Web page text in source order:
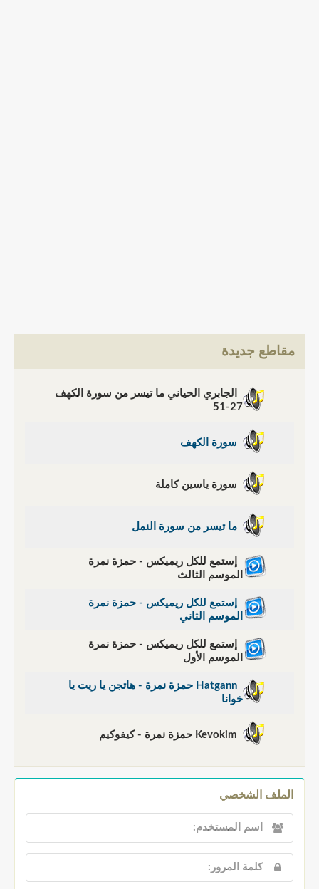
مقاطع جديدة
الجابري الحياني ما تيسر من سورة الكهف
27-51
سورة الكهف
سورة ياسين كاملة
ما تيسر من سورة النمل
إستمع للكل ريميكس - حمزة نمرة
الموسم الثالث
إستمع للكل ريميكس - حمزة نمرة
الموسم الثاني
إستمع للكل ريميكس - حمزة نمرة
الموسم الأول
Hatgann حمزة نمرة - هاتجن يا ريت يا
خوانا
الملف الشخصي